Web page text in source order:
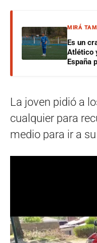
MIRÁ
Es un
Atlético
España
La joven pidió a
cualquier para
medio para ir a